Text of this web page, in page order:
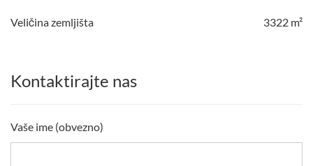
Veličina zemljišta 3322 m²
Kontaktirajte nas
Vaše ime (obvezno)